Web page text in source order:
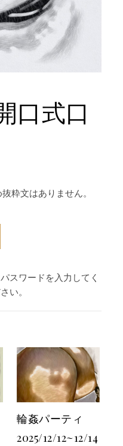
口式口
粋文はありません。
スワードを入力してく
い。
輪姦パーティ
2025/12/12~12/14